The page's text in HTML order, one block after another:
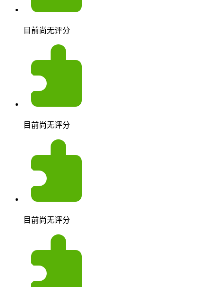
目前尚无评分
目前尚无评分
目前尚无评分